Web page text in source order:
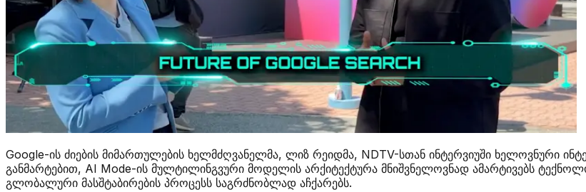
Google-ის ძიების მიმართულების ხელმძღვანელმა, ლიზ რეიდმა, NDTV-სთან ინტერვიუში ხელოვნური
განმარტებით, AI Mode-ის მულტილინგვური მოდელის არქიტექტურა მნიშვნელოვნად ამარტივებს
გლობალური მასშტაბირების პროცესს საგრძნობლად აჩქარებს.